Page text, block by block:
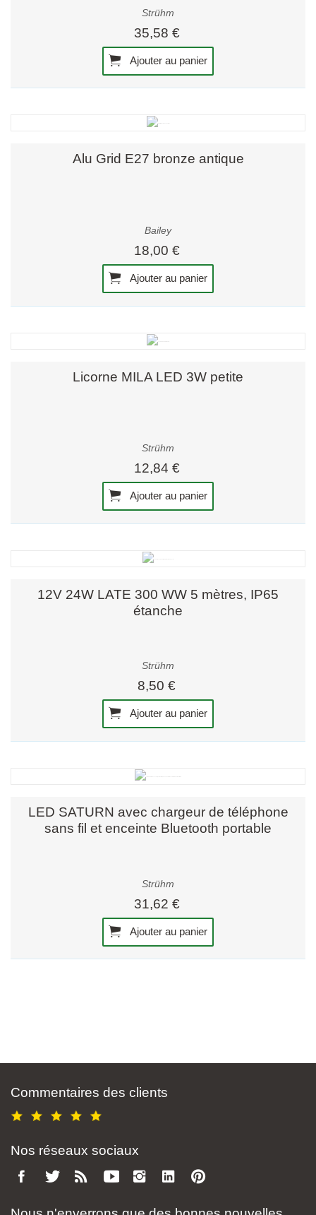
Strühm
35,58 €
Ajouter au panier
Alu Grid E27 bronze antique
Bailey
18,00 €
Ajouter au panier
Licorne MILA LED 3W petite
Strühm
12,84 €
Ajouter au panier
12V 24W LATE 300 WW 5 mètres, IP65
étanche
Strühm
8,50 €
Ajouter au panier
LED SATURN avec chargeur de téléphone
sans fil et enceinte Bluetooth portable
Strühm
31,62 €
Ajouter au panier
Commentaires des clients
Nos réseaux sociaux